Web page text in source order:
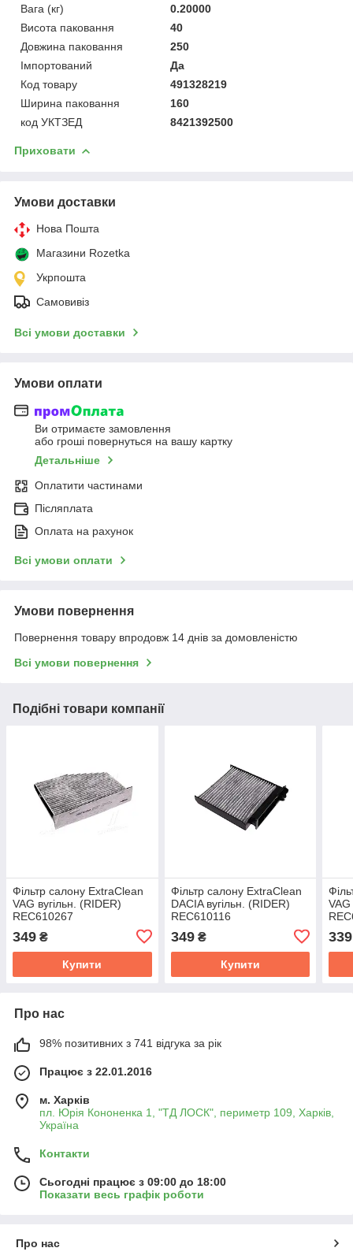
Вага (кг)
0.20000
Висота паковання
40
Довжина паковання
250
Імпортований
Да
Код товару
491328219
Ширина паковання
160
код УКТЗЕД
8421392500
Приховати
Умови доставки
Нова Пошта
Магазини Rozetka
Укрпошта
Самовивіз
Всі умови доставки
Умови оплати
Ви отримаєте замовлення
або гроші повернуться на вашу картку
Детальніше
Оплатити частинами
Післяплата
Оплата на рахунок
Всі умови оплати
Умови повернення
Повернення товару впродовж 14 днів за домовленістю
Всі умови повернення
Подібні товари компанії
Фільтр салону ExtraClean
VAG вугільн. (RIDER)
REC610267
349 ₴
Купити
Фільтр салону ExtraClean
DACIA вугільн. (RIDER)
REC610116
349₴
Купити
VAG
339
Про нас
98% позитивних з 741 відгука за рік
Працює з 22.01.2016
м. Харків
пл. Юрія Кононенка 1, "ТД ЛОСК", периметр 109, Харків,
Україна
Контакти
Сьогодні працює з 09:00 до 18:00
Показати весь графік роботи
Про нас